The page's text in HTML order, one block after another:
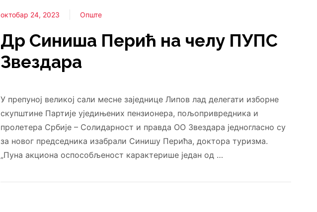
октобар 24, 2023 Опште
Др Синиша Перић на челу ПУПС
Звездара
У препуној великој сали месне заједнице Липов лад делегати изборне
скупштине Партије уједињених пензионера, пољопривредника и
пролетера Србије – Солидарност и правда ОО Звездара једногласно су
за новог председника изабрали Синишу Перића, доктора туризма.
„Пуна акциона оспособљеност карактерише један од …